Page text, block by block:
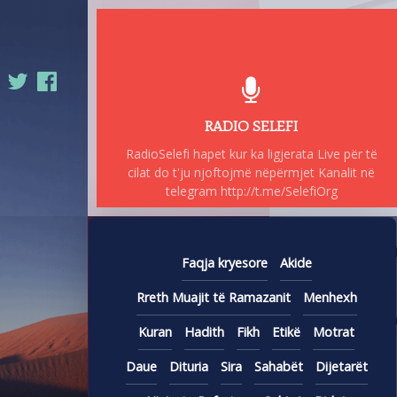
RADIO SELEFI
RadioSelefi hapet kur ka ligjerata Live për të
cilat do t'ju njoftojmë nëpërmjet Kanalit në
telegram http://t.me/SelefiOrg
Faqja kryesore Akide
Rreth Muajit të Ramazanit Menhexh
Kuran Hadith Fikh Etikë Motrat
Daue Dituria Sira Sahabët Dijetarët